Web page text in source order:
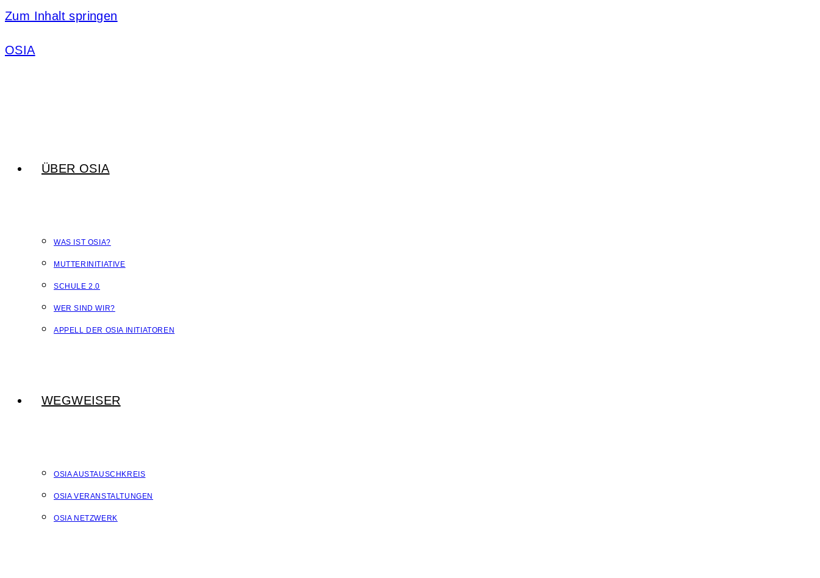
Zum Inhalt springen
OSIA
ÜBER OSIA
WAS IST OSIA?
MUTTERINITIATIVE
SCHULE 2.0
WER SIND WIR?
APPELL DER OSIA INITIATOREN
WEGWEISER
OSIA AUSTAUSCHKREIS
OSIA VERANSTALTUNGEN
OSIA NETZWERK